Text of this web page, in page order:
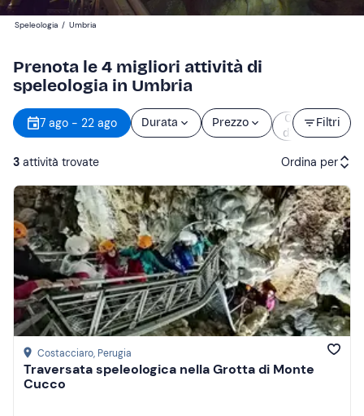
Speleologia / Umbria
Prenota le 4 migliori attività di
speleologia in Umbria
Filtri
7 ago - 22 ago Durata Prezzo
Orario
d’inizio
3 attività trovate Ordina per
Attività consigliate
Prezzo (crescente)
Prezzo (decrescente)
Recensioni
Costacciaro, Perugia
Traversata speleologica nella Grotta di Monte
Cucco